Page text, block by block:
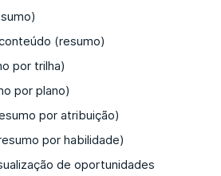
(resumo)
por trilha)
por plano)
por atribuição)
por habilidade)
de oportunidades